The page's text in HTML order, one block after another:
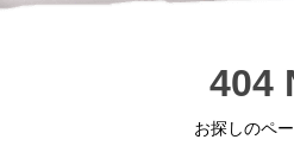
404
お探しのペ